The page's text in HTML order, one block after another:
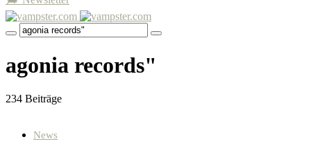
agonia records"
234 Beiträge
News